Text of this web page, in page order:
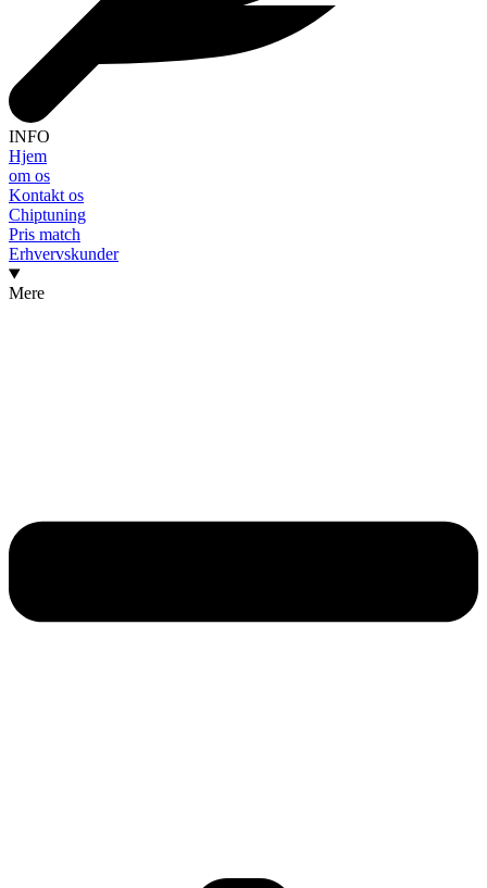
INFO
Hjem
om os
Kontakt os
Chiptuning
Pris match
Erhvervskunder
Mere